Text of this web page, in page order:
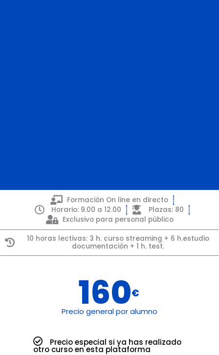
Introducción a
la Contratación
Pública:
planificación,
ciclo de vida,
legislación
Formación On line en directo
Horario: 9.00 a 12.00
Plazas: 80
Exclusivo para personal público
10 horas lectivas: 3 h. curso streaming + 6 h.estudio
documentación + 1 h. test.
160€
Precio general por alumno
Precio especial si ya has realizado
otro curso en esta plataforma